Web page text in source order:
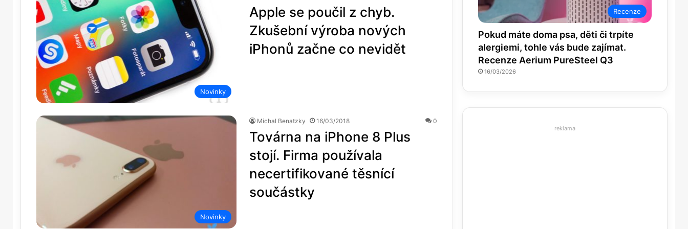
Novinky
Apple se poučil z chyb.
Zkušební výroba nových
iPhonů začne co nevidět
Novinky
Michal Benatzky 16/03/2018 0
Továrna na iPhone 8 Plus
stojí. Firma používala
necertifikované těsnící
součástky
Recenze
Pokud máte doma psa, děti či trpíte
alergiemi, tohle vás bude zajímat.
Recenze Aerium PureSteel Q3
16/03/2026
reklama